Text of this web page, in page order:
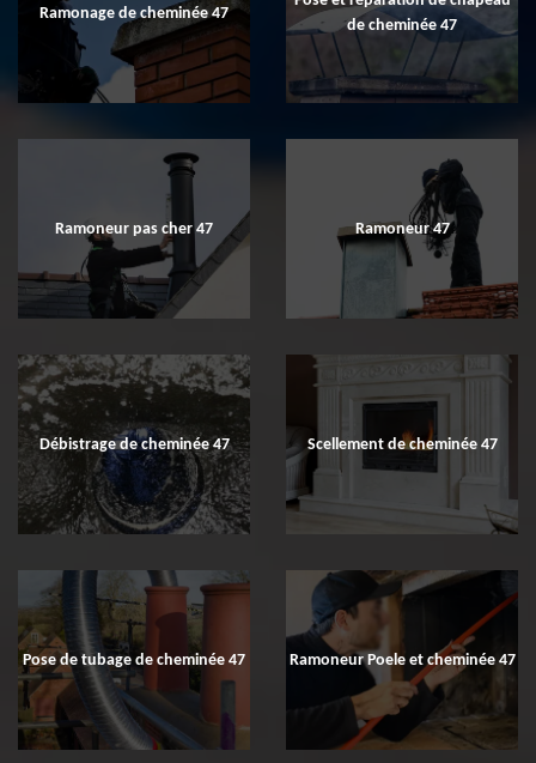
Ramonage de cheminée 47
de cheminée 47
Ramoneur pas cher 47 Ramoneur 47
Débistrage de cheminée 47 Scellement de cheminée 47
Pose de tubage de cheminée 47 Ramoneur Poele et cheminée 47